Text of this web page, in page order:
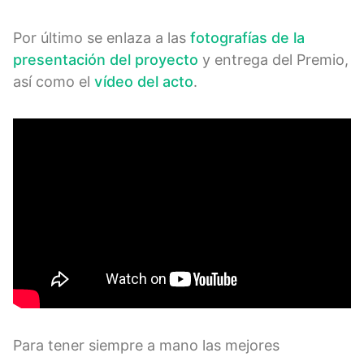
Por último se enlaza a las fotografías de la
presentación del proyecto y entrega del Premio,
así como el vídeo del acto.
Para tener siempre a mano las mejores